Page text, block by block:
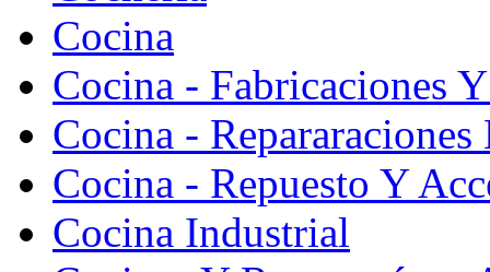
Cocina
Cocina - Fabricaciones
Cocina - Repararaciones
Cocina - Repuesto Y
Cocina Industrial